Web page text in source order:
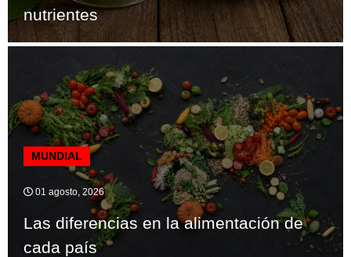
nutrientes
MUNDIAL
01 agosto, 2026
Las diferencias en la alimentación de
cada país